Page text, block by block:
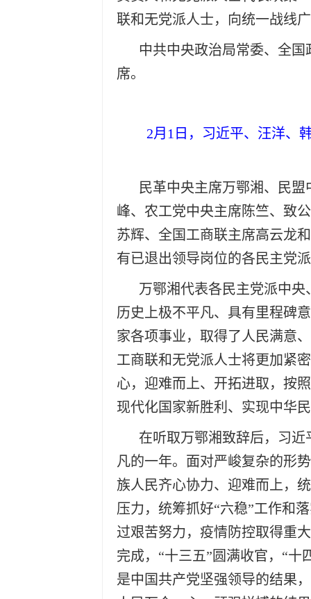
联和无党派人士，向统一战线
中共中央政治局常委、全
席。
2月1日，习近平、汪洋、
民革中央主席万鄂湘、民
峰、农工党中央主席陈竺、致
苏辉、全国工商联主席高云龙
有已退出领导岗位的各民主党
万鄂湘代表各民主党派中
历史上极不平凡、具有里程碑
家各项事业，取得了人民满意
工商联和无党派人士将更加紧
心，迎难而上、开拓进取，按
现代化国家新胜利、实现中华
在听取万鄂湘致辞后，习
凡的一年。面对严峻复杂的形
族人民齐心协力、迎难而上，
压力，统筹抓好“六稳”工作和
过艰苦努力，疫情防控取得重
完成，“十三五”圆满收官，“
是中国共产党坚强领导的结果